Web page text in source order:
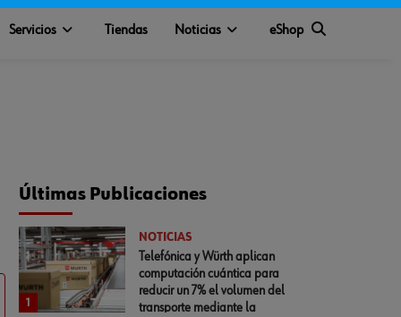
Servicios Tiendas Noticias eShop
Últimas Publicaciones
1
NOTICIAS
Telefónica y Würth aplican
computación cuántica para
reducir un 7% el volumen del
transporte mediante la